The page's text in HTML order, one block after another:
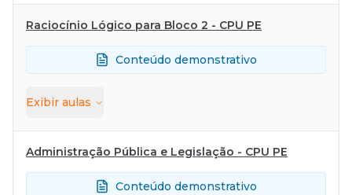
Raciocínio Lógico para Bloco 2 - CPU PE
Conteúdo demonstrativo
Exibir aulas
Administração Pública e Legislação - CPU PE
Conteúdo demonstrativo